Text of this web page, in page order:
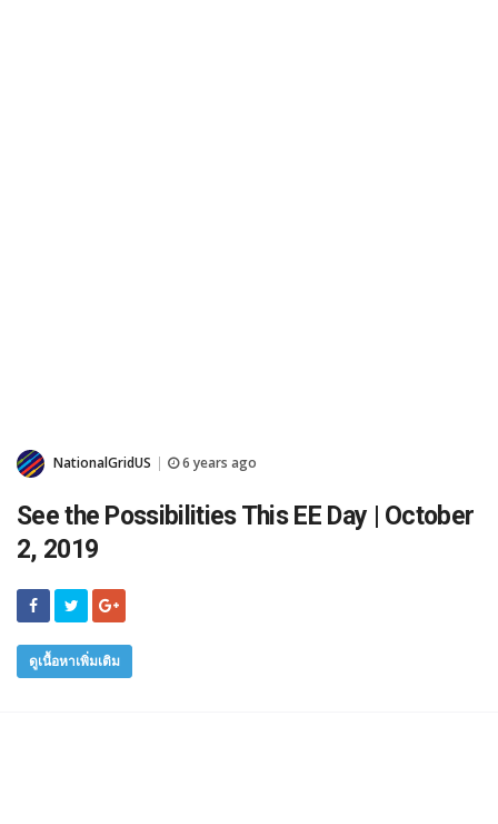
NationalGridUS 6 years ago
See the Possibilities This EE Day | October
2, 2019
ดูเนื้อหาเพิ่มเติม